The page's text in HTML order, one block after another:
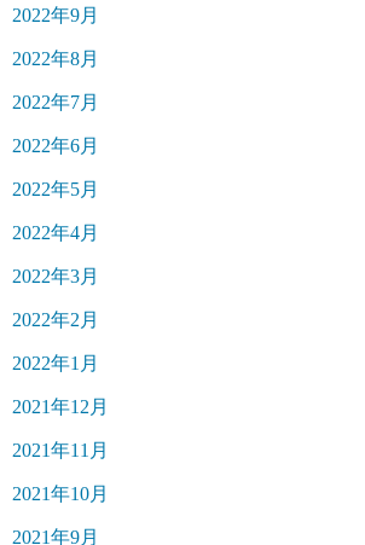
2022年9月
2022年8月
2022年7月
2022年6月
2022年5月
2022年4月
2022年3月
2022年2月
2022年1月
2021年12月
2021年11月
2021年10月
2021年9月